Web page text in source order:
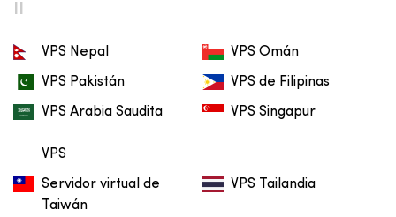
II
VPS Nepal VPS Omán
VPS Pakistán VPS de Filipinas
VPS Arabia Saudita
VPS
VPS Singapur
Servidor virtual de
Taiwán
VPS Tailandia